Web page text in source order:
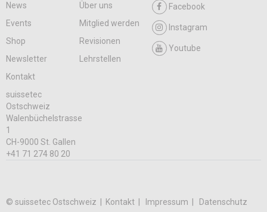
News
Über uns
Events
Mitglied werden
Shop
Revisionen
Newsletter
Lehrstellen
Kontakt
Facebook
Instagram
Youtube
suissetec
Ostschweiz
Walenbüchelstrasse
1
CH-9000 St. Gallen
+41 71 274 80 20
© suissetec Ostschweiz | Kontakt Impressum Datenschutz